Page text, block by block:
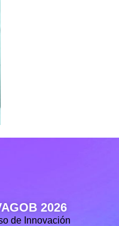
2026
de Innovación